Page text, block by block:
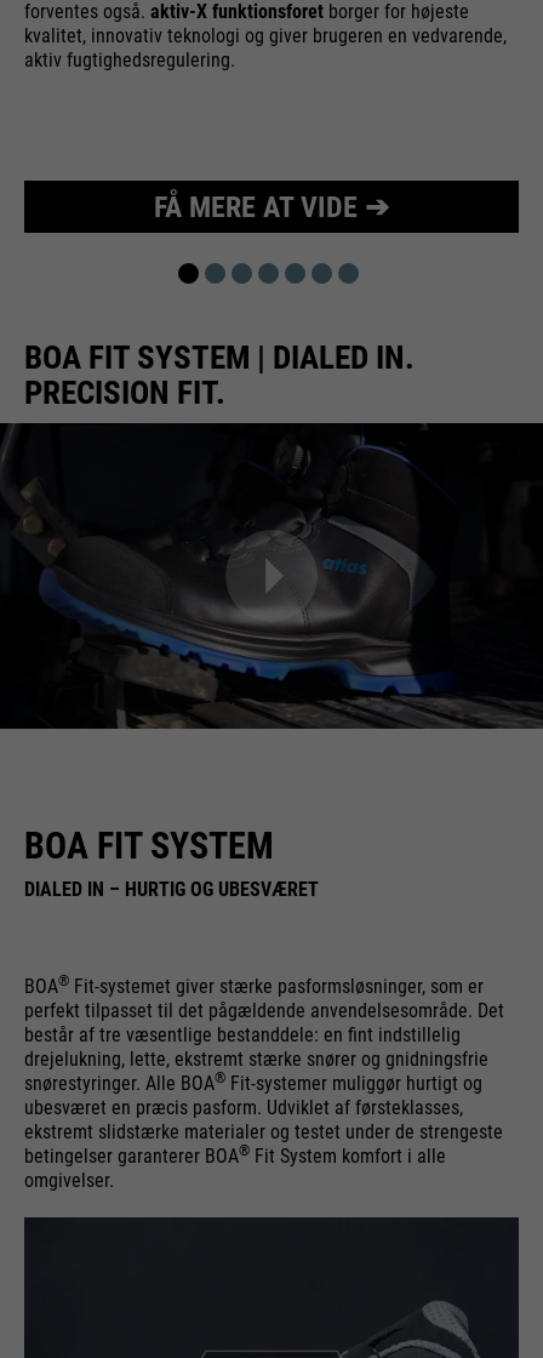
forventes også. aktiv-X funktionsforet borger for højeste
kvalitet, innovativ teknologi og giver brugeren en vedvarende,
aktiv fugtighedsregulering.
FÅ MERE AT VIDE ➔
BOA FIT SYSTEM | DIALED IN.
PRECISION FIT.
BOA FIT SYSTEM
DIALED IN – HURTIG OG UBESVÆRET
BOA® Fit-systemet giver stærke pasformsløsninger, som er
perfekt tilpasset til det pågældende anvendelsesområde. Det
består af tre væsentlige bestanddele: en fint indstillelig
drejelukning, lette, ekstremt stærke snører og gnidningsfrie
snørestyringer. Alle BOA® Fit-systemer muliggør hurtigt og
ubesværet en præcis pasform. Udviklet af førsteklasses,
ekstremt slidstærke materialer og testet under de strengeste
betingelser garanterer BOA® Fit System komfort i alle
omgivelser.